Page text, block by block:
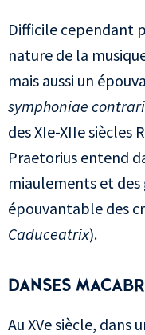
Difficile cependant
nature de la
mais aussi un
symphoniae
des XIe-XIIe siècles
Praetorius entend
miaulements et
épouvantable des
Caduceatrix).
DANSES
Au XVe siècle,